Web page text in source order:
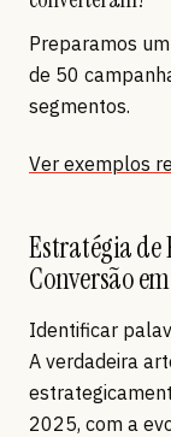
Preparamos
de 50
segmentos.
Ver exemplos
Estratégia
Conversão
Identificar
A verdadeira
2025, com a